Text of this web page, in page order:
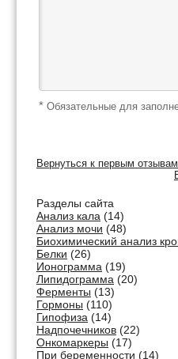
* Обязательные для
Вернуться к первым отзывам
Разделы сайта
Анализ кала (14)
Анализ мочи (48)
Биохимический анализ
Белки (26)
Ионограмма (19)
Липидограмма (20)
Ферменты (13)
Гормоны (110)
Гипофиза (14)
Надпочечников (22)
Онкомаркеры (17)
При беременности (14)